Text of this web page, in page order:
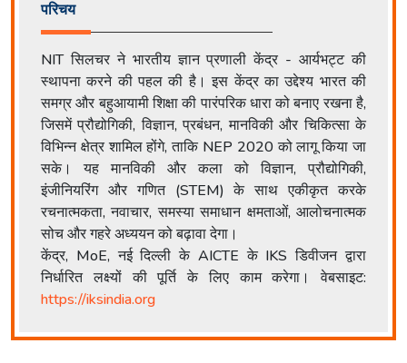
परिचय
NIT सिलचर ने भारतीय ज्ञान प्रणाली केंद्र - आर्यभट्ट की
स्थापना करने की पहल की है। इस केंद्र का उद्देश्य भारत की
समग्र और बहुआयामी शिक्षा की पारंपरिक धारा को बनाए रखना है,
जिसमें प्रौद्योगिकी, विज्ञान, प्रबंधन, मानविकी और चिकित्सा के
विभिन्न क्षेत्र शामिल होंगे, ताकि NEP 2020 को लागू किया जा
सके। यह मानविकी और कला को विज्ञान, प्रौद्योगिकी,
इंजीनियरिंग और गणित (STEM) के साथ एकीकृत करके
रचनात्मकता, नवाचार, समस्या समाधान क्षमताओं, आलोचनात्मक
सोच और गहरे अध्ययन को बढ़ावा देगा।
केंद्र, MoE, नई दिल्ली के AICTE के IKS डिवीजन द्वारा
निर्धारित लक्ष्यों की पूर्ति के लिए काम करेगा। वेबसाइट:
https://iksindia.org